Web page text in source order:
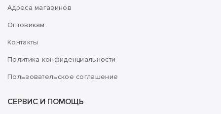
Адреса магазинов
Оптовикам
Контакты
Политика конфиденциальности
Пользовательское соглашение
СЕРВИС И ПОМОЩЬ